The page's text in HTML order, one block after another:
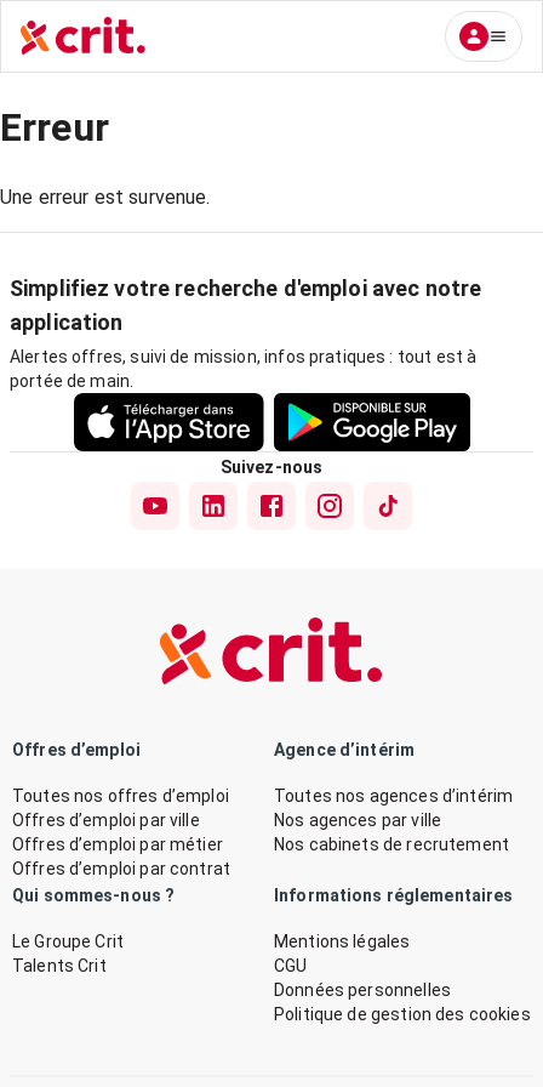
Erreur
Une erreur est survenue.
Simplifiez votre recherche d'emploi avec notre
application
Alertes offres, suivi de mission, infos pratiques : tout est à
portée de main.
Suivez-nous
Offres d’emploi
Toutes nos offres d’emploi
Offres d’emploi par ville
Offres d’emploi par métier
Offres d’emploi par contrat
Agence d’intérim
Toutes nos agences d’intérim
Nos agences par ville
Nos cabinets de recrutement
Qui sommes-nous ?
Le Groupe Crit
Talents Crit
Informations réglementaires
Mentions légales
CGU
Données personnelles
Politique de gestion des cookies